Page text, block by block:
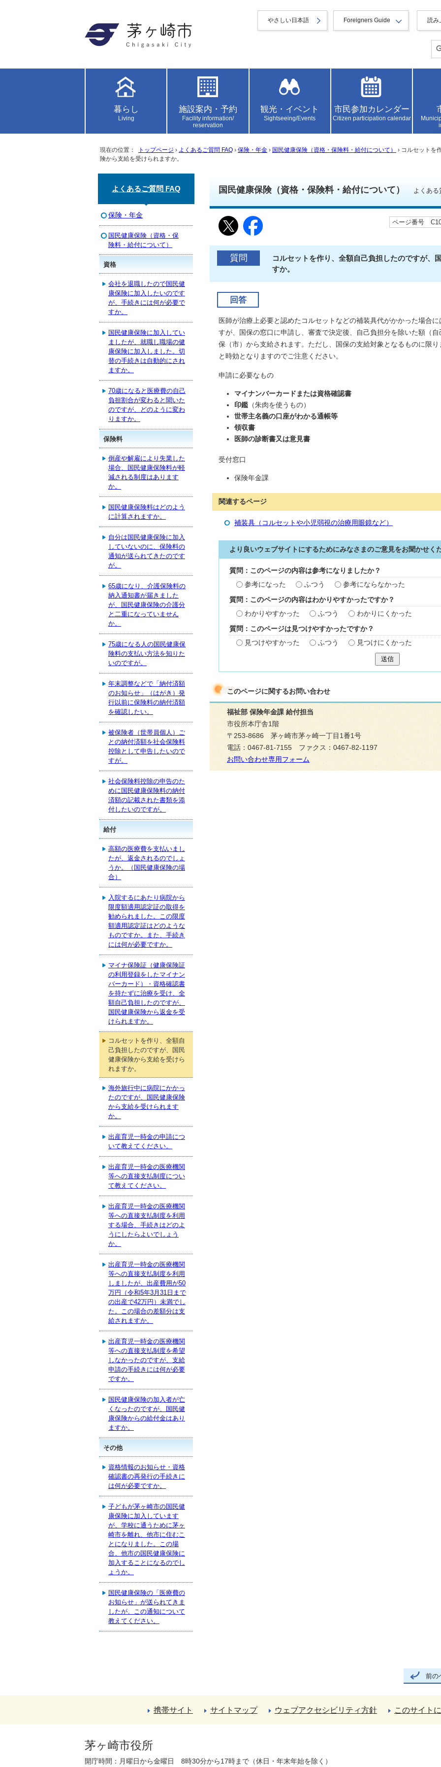
やさしい日本語 Foreigners Guide 読み
暮らし
Living
施設案内・予約
Facility information/
reservation
観光・イベント
Sightseeing/Events
市民参加カレンダー
Citizen participation calendar
現在の位置： トップページ › よくあるご質問 FAQ › 保険・年金 › 国民健康保険（資格・保険料・給付について）
› コルセットを
険から支給を受けられますか。
国民健康保険（資格・保険料・給付について） よくある
ページ番号
質問
コルセットを作り、全額自己負担したのですが、
すか。
回答
医師が治療上必要と認めたコルセットなどの補装具代がかかった場合
すが、国保の窓口に申請し、審査で決定後、自己負担分を除いた額（
保（市）から支給されます。ただし、国保の支給対象となるものに限
と時効となりますのでご注意ください。
申請に必要なもの
マイナンバーカードまたは資格確認書
印鑑 （朱肉を使うもの）
世帯主名義の口座がわかる通帳等
領収書
医師の診断書又は意見書
受付窓口
保険年金課
関連するページ
補装具（コルセットや小児弱視の治療用眼鏡など）
より良いウェブサイトにするためにみなさまのご意見をお聞かせく
質問：このページの内容は参考になりましたか？
参考になった
ふつう 参考にならなかった
質問：このページの内容はわかりやすかったですか？
わかりやすかった
ふつう わかりにくかった
質問：このページは見つけやすかったですか？
見つけやすかった
ふつう 見つけにくかった
送信
このページに関するお問い合わせ
福祉部 保険年金課 給付担当
市役所本庁舎1階
〒253-8686 茅ヶ崎市茅ヶ崎一丁目1番1号
電話：0467-81-7155 ファクス：0467-82-1197
お問い合わせ専用フォーム
よくあるご質問 FAQ
保険・年金
国民健康保険（資格・保
険料・給付について）
資格
会社を退職したので国民健
康保険に加入したいのです
が、手続きには何が必要で
すか。
国民健康保険に加入してい
ましたが、就職し職場の健
康保険に加入しました。切
替の手続きは自動的にされ
ますか。
70歳になると医療費の自己
負担割合が変わると聞いた
のですが、どのように変わ
りますか。
保険料
倒産や解雇により失業した
場合、国民健康保険料が軽
減される制度はあります
か。
国民健康保険料はどのよう
に計算されますか。
自分は国民健康保険に加入
していないのに、保険料の
通知が送られてきたのです
が。
65歳になり、介護保険料の
納入通知書が届きました
が、国民健康保険の介護分
と二重になっていません
か。
75歳になる人の国民健康保
険料の支払い方法を知りた
いのですが。
年末調整などで「納付済額
のお知らせ」（はがき）発
行以前に保険料の納付済額
を確認したい。
被保険者（世帯員個人）ご
との納付済額を社会保険料
控除として申告したいので
すが。
社会保険料控除の申告のた
めに国民健康保険料の納付
済額の記載された書類を添
付したいのですが。
給付
高額の医療費を支払いまし
たが、返金されるのでしょ
うか。（国民健康保険の場
合）
入院するにあたり病院から
限度額適用認定証の取得を
勧められました。この限度
額適用認定証はどのような
ものですか。また、手続き
には何が必要ですか。
マイナ保険証（健康保険証
の利用登録をしたマイナン
バーカード）・資格確認書
を持たずに治療を受け、全
額自己負担したのですが、
国民健康保険から返金を受
けられますか。
コルセットを作り、全額自
己負担したのですが、国民
健康保険から支給を受けら
れますか。
海外旅行中に病院にかかっ
たのですが、国民健康保険
から支給を受けられます
か。
出産育児一時金の申請につ
いて教えてください。
出産育児一時金の医療機関
等への直接支払制度につい
て教えてください。
出産育児一時金の医療機関
等への直接支払制度を利用
する場合、手続きはどのよ
うにしたらよいでしょう
か。
出産育児一時金の医療機関
等への直接支払制度を利用
しましたが、出産費用が50
万円（令和5年3月31日まで
の出産で42万円）未満でし
た。この場合の差額分は支
給されますか。
出産育児一時金の医療機関
等への直接支払制度を希望
しなかったのですが、支給
申請の手続きには何が必要
ですか。
国民健康保険の加入者が亡
くなったのですが、国民健
康保険からの給付金はあり
ますか。
その他
資格情報のお知らせ・資格
確認書の再発行の手続きに
は何が必要ですか。
子どもが茅ヶ崎市の国民健
康保険に加入しています
が、学校に通うために茅ヶ
崎市を離れ、他市に住むこ
とになりました。この場
合、他市の国民健康保険に
加入することになるのでし
ょうか。
国民健康保険の「医療費の
お知らせ」が送られてきま
したが、この通知について
教えてください。
前の
携帯サイト サイトマップ ウェブアクセシビリティ方針 このサイト
茅ヶ崎市役所
開庁時間：月曜日から金曜日 8時30分から17時まで（休日・年末年始を除く）